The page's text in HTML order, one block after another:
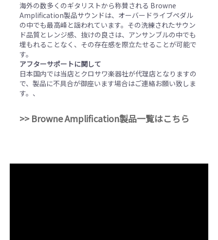
海外の数多くのギタリストから称賛される Browne
Amplification製品サウンドは、オーバードライブペダル
の中でも最高峰と謡われています。その洗練されたサウン
ド品質とレンジ感、抜けの良さは、アンサンブルの中でも
埋もれることなく、その存在感を際立たせることが可能で
す。
アフターサポートに関して
日本国内では当店とクロサワ楽器社が代理店となりますの
で、製品に不具合が御座います場合はご連絡お願い致しま
す。、
>> Browne Amplification製品一覧はこちら